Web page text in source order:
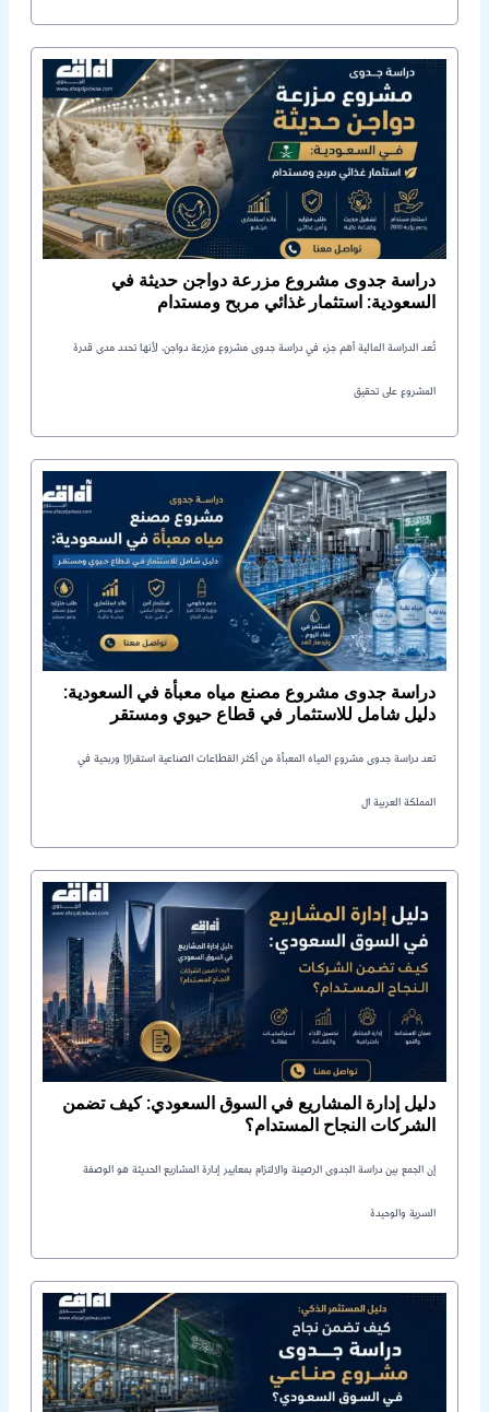
دراسة جدوى مشروع مزرعة دواجن حديثة في
السعودية: استثمار غذائي مربح ومستدام
تُعد الدراسة المالية أهم جزء في دراسة جدوى مشروع مزرعة دواجن، لأنها تحدد مدى قدرة
المشروع على تحقيق
دراسة جدوى مشروع مصنع مياه معبأة في السعودية:
دليل شامل للاستثمار في قطاع حيوي ومستقر
تعد دراسة جدوى مشروع المياه المعبأة من أكثر القطاعات الصناعية استقرارًا وربحية في
المملكة العربية ال
دليل إدارة المشاريع في السوق السعودي: كيف تضمن
الشركات النجاح المستدام؟
إن الجمع بين دراسة الجدوى الرصينة والالتزام بمعايير إدارة المشاريع الحديثة هو الوصفة
السرية والوحيدة